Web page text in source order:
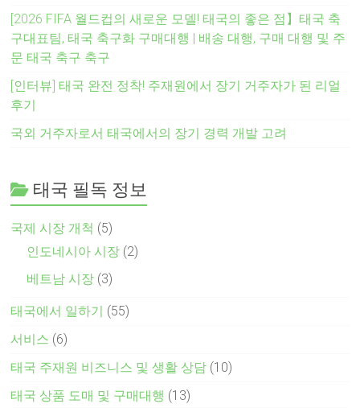
[2026 FIFA 월드컵의 새로운 모델! 태국의 좋은 점】태국 축
구대표팀, 태국 축구화 구매대행 | 배송 대행, 구매 대행 및 주
문 태국 축구 축구
[인터뷰] 태국 완전 정착! 주재원에서 장기 거주자가 된 리얼
후기
국외 거주자로서 태국에서의 장기 경력 개발 고려
태국 필독 정보
국제 시장 개척 (5)
인도네시아 시장 (2)
베트남 시장 (3)
태국에서 일하기 (55)
서비스 (6)
태국 주재원 비즈니스 및 생활 상담 (10)
태국 상품 도매 및 구매대행 (13)